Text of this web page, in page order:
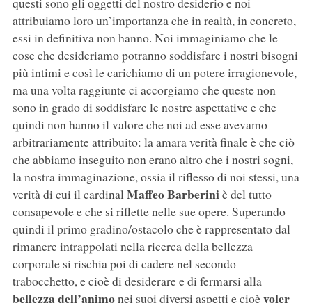
attribuiamo loro un’importanza che in realtà, in concreto,
essi in definitiva non hanno. Noi immaginiamo che le
cose che desideriamo potranno soddisfare i nostri bisogni
più intimi e così le carichiamo di un potere irragionevole,
ma una volta raggiunte ci accorgiamo che queste non
sono in grado di soddisfare le nostre aspettative e che
quindi non hanno il valore che noi ad esse avevamo
arbitrariamente attribuito: la amara verità finale è che ciò
che abbiamo inseguito non erano altro che i nostri sogni,
la nostra immaginazione, ossia il riflesso di noi stessi, una
verità di cui il cardinalMaffeo Barberiniè del tutto
consapevole e che si riflette nelle sue opere. Superando
quindi il primo gradino/ostacolo che è rappresentato dal
rimanere intrappolati nella ricerca della bellezza
corporale si rischia poi di cadere nel secondo
trabocchetto, e cioè di desiderare e di fermarsi alla
bellezza dell’animonei suoi diversi aspetti e cioèvoler